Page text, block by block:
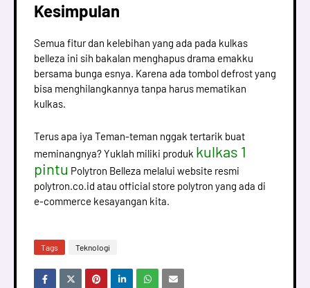
Kesimpulan
Semua fitur dan kelebihan yang ada pada kulkas
belleza ini sih bakalan menghapus drama emakku
bersama bunga esnya. Karena ada tombol defrost yang
bisa menghilangkannya tanpa harus mematikan
kulkas.
Terus apa iya Teman-teman nggak tertarik buat
meminangnya? Yuklah miliki produk kulkas 1
pintu Polytron Belleza melalui website resmi
polytron.co.id atau official store polytron yang ada di
e-commerce kesayangan kita.
Tags Teknologi